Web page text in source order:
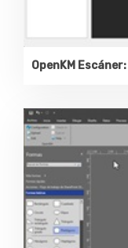
OpenKM Escáner: